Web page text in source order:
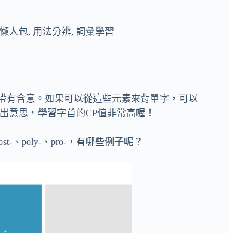
懶人包, 用法分辨, 詞彙學習
有含意。如果可以從這些元素來背單字，可以
意思，學習字首的CP值非常高喔！
、poly-、pro-，有哪些例子呢？